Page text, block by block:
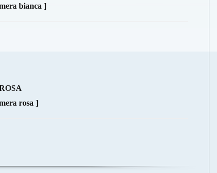
bianca ]
rosa ]